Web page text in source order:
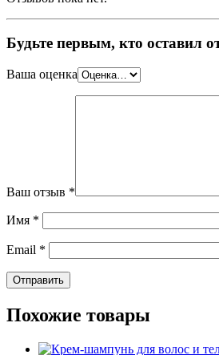
Будьте первым, кто оставил
Ваша оценка
Ваш отзыв *
Имя *
Email *
Похожие товары